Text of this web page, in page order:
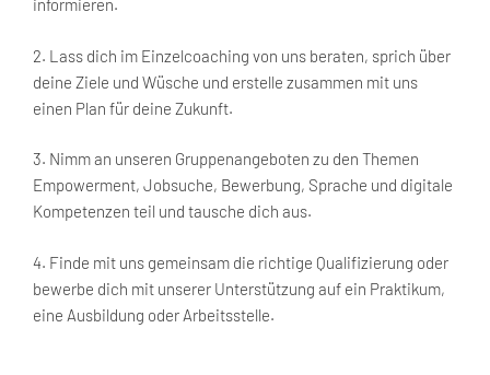
informieren.
2. Lass dich im Einzelcoaching von uns beraten, sprich über
deine Ziele und Wüsche und erstelle zusammen mit uns
einen Plan für deine Zukunft.
3. Nimm an unseren Gruppenangeboten zu den Themen
Empowerment, Jobsuche, Bewerbung, Sprache und digitale
Kompetenzen teil und tausche dich aus.
4. Finde mit uns gemeinsam die richtige Qualifizierung oder
bewerbe dich mit unserer Unterstützung auf ein Praktikum,
eine Ausbildung oder Arbeitsstelle.